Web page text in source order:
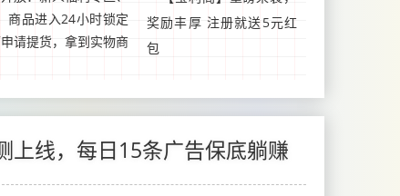
商品进入24小时锁定
请提货，拿到实物商
上线，每日15条广告保底躺赚